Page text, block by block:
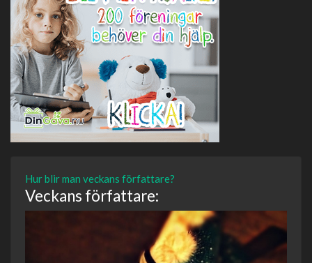
Hur blir man veckans författare?
Veckans författare: